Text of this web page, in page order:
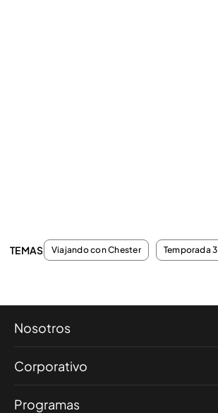
TEMAS Viajando con Chester Temporada 3
Nosotros
Corporativo
Programas